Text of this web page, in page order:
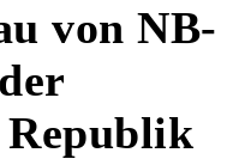
von NB-
Republik